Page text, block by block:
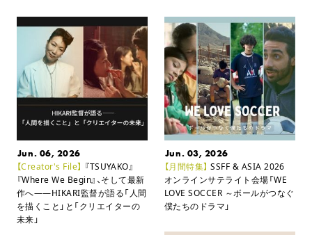
Jun. 06, 2026
【Creator's File】 『TSUYAKO』
『Where We Begin』、そして最新
作へ――HIKARI監督が語る「人間
を描くこと」と「クリエイターの
未来」
Jun. 03, 2026
【月間特集】 SSFF & ASIA 2026
オンラインサテライト会場「WE
LOVE SOCCER ～ボールがつなぐ
僕たちのドラマ」